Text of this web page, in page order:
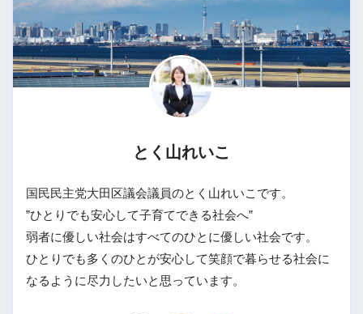
とく山れいこ
国民民主党大田区議会議員のとく山れいこです。
”ひとりでも安心して子育てできる社会へ”
弱者に優しい社会はすべてのひとに優しい社会です。
ひとりでも多くのひとが安心して笑顔で暮らせる社会に
なるように尽力したいと思っています。